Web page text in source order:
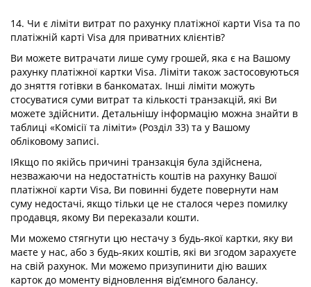
14. Чи є ліміти витрат по рахунку платіжної карти Visa та по
платіжній карті Visa для приватних клієнтів?
Ви можете витрачати лише суму грошей, яка є на Вашому
рахунку платіжної картки Visa. Ліміти також застосовуються
до зняття готівки в банкоматах. Інші ліміти можуть
стосуватися суми витрат та кількості транзакцій, які Ви
можете здійснити. Детальнішу інформацію можна знайти в
таблиці «Комісії та ліміти» (Розділ 33) та у Вашому
обліковому записі.
IЯкщо по якійсь причині транзакція була здійснена,
незважаючи на недостатність коштів на рахунку Вашої
платіжної карти Visa, Ви повинні будете повернути нам
суму недостачі, якщо тільки це не сталося через помилку
продавця, якому Ви переказали кошти.
Ми можемо стягнути цю нестачу з будь-якої картки, яку ви
маєте у нас, або з будь-яких коштів, які ви згодом зарахуєте
на свій рахунок. Ми можемо призупинити дію ваших
карток до моменту відновлення від’ємного балансу.